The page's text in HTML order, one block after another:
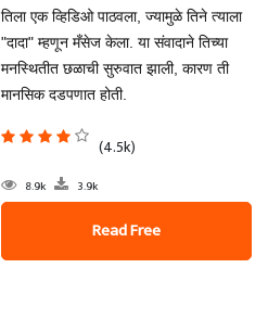
तिला एक व्हिडिओ पाठवला, ज्यामुळे तिने त्याला
"दादा" म्हणून मँसेज केला. या संवादाने तिच्या
मनस्थितीत छळाची सुरुवात झाली, कारण ती
मानसिक दडपणात होती.
(4.5k)
8.9k 3.9k
Read Free